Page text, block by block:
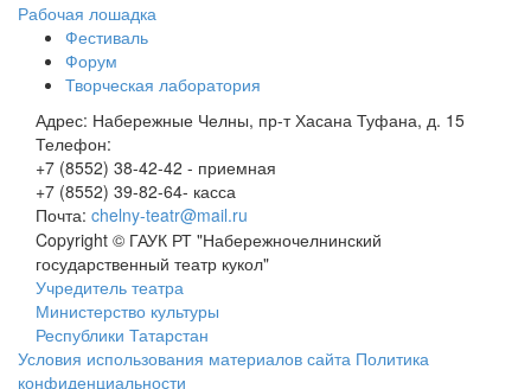
Рабочая лошадка
Фестиваль
Форум
Творческая лаборатория
Адрес: Набережные Челны, пр-т Хасана Туфана, д. 15
Телефон:
+7 (8552) 38-42-42 - приемная
+7 (8552) 39-82-64- касса
Почта: chelny-teatr@mail.ru
Copyright © ГАУК РТ "Набережночелнинский
государственный театр кукол"
Учредитель театра
Министерство культуры
Республики Татарстан
Условия использования материалов сайта Политика
конфиденциальности